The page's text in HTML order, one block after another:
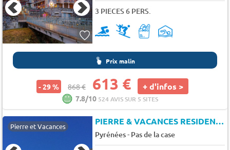
3 PIECES 6 PERS.
Prix malin
- 29 % 868 € 613 € + d'infos >
7.8/10 524 AVIS SUR 5 SITES
Pierre et Vacances PIERRE & VACANCES RESIDENCE PAS DE LA CASA PRINCESA
Pyrénées- Pas de la case